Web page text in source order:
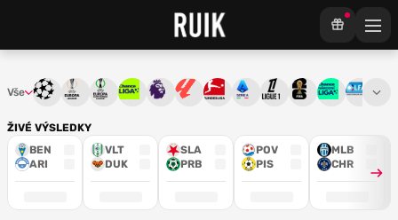
ŽIVÉ VÝSLEDKY
BEN
ARI
VLT
DUK
SLA
PRB
POV
PIS
MLB
CHR
Vše Liga mistrůEvropská liga
Konferenční liga
Chance ligaPremier League
La LigaBundesliga
Serie ALigue 1Mistrovství světa
Chance3. ČFL